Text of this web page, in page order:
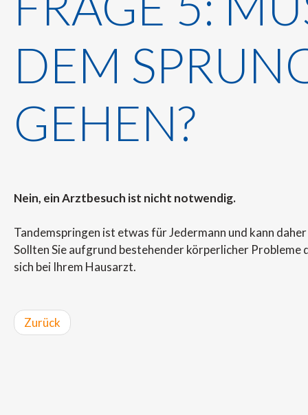
DEM
GEHEN?
Nein, ein Arztbesuch ist nicht notwendig.
Tandemspringen ist etwas für Jedermann und kann
Sollten Sie aufgrund bestehender körperlicher Probleme
sich bei Ihrem Hausarzt.
Zurück